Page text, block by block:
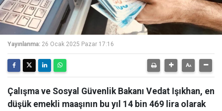
Yayınlanma: 26 Ocak 2025 Pazar 17:16
Çalışma ve Sosyal Güvenlik Bakanı Vedat Işıkhan, en
düşük emekli maaşının bu yıl 14 bin 469 lira olarak